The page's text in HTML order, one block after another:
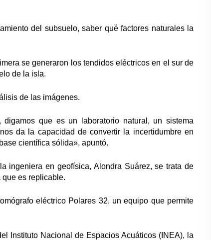
del subsuelo, saber qué factores naturales la
se generaron los tendidos eléctricos en el sur de
de la isla.
de las imágenes.
que es un laboratorio natural, un sistema
da la capacidad de convertir la incertidumbre en
científica sólida», apuntó.
ingeniera en geofísica, Alondra Suárez, se trata de
es replicable.
eléctrico Polares 32, un equipo que permite
Instituto Nacional de Espacios Acuáticos (INEA), la